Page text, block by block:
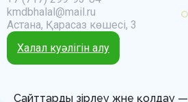
kmdbhalal@mail.ru
Астана, Қарасаз көшесі, 3
Халал куәлігін алу
Сайттарды әзірлеу және қолдау —